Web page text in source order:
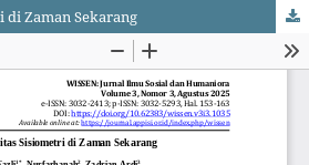
Zaman Sekarang